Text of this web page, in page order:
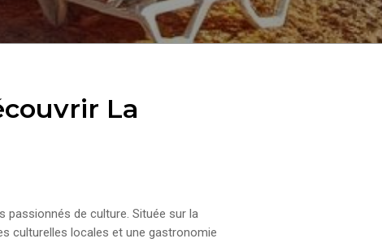
La
passionnés de culture. Située sur la
culturelles locales et une gastronomie